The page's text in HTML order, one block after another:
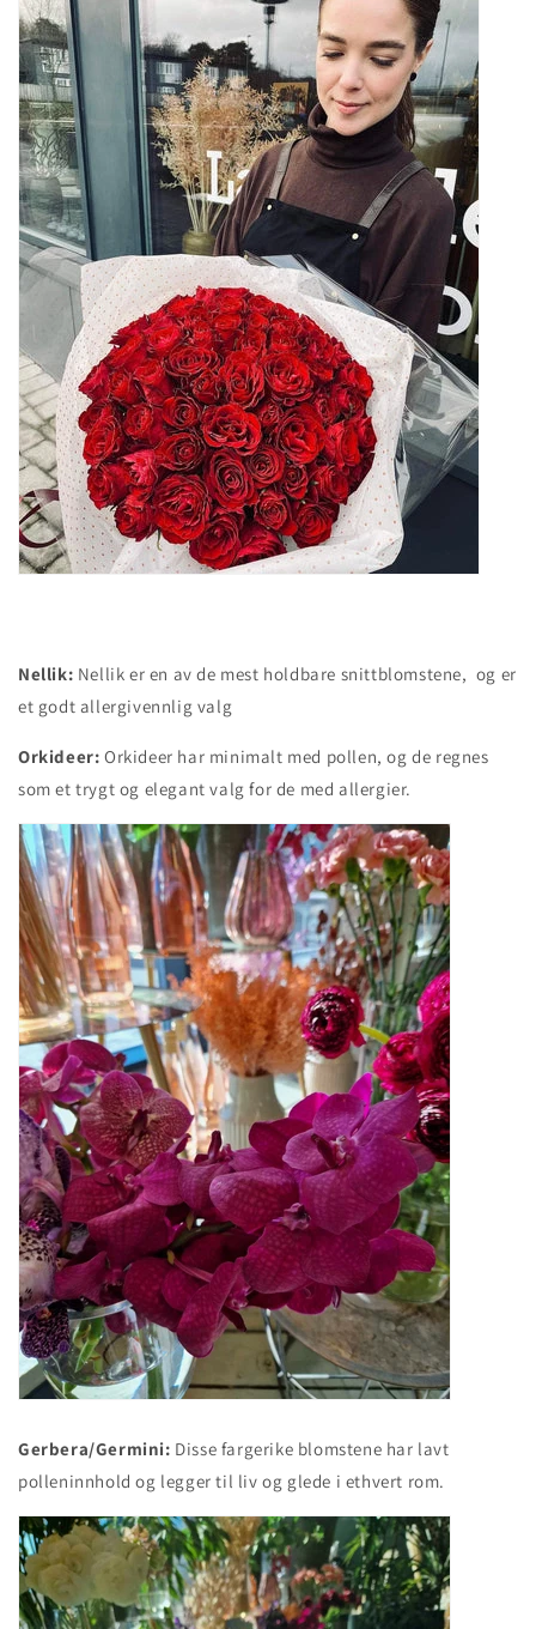
Nellik: Nellik er en av de mest holdbare snittblomstene, og er
et godt allergivennlig valg
Orkideer: Orkideer har minimalt med pollen, og de regnes
som et trygt og elegant valg for de med allergier.
Gerbera/Germini: Disse fargerike blomstene har lavt
polleninnhold og legger til liv og glede i ethvert rom.